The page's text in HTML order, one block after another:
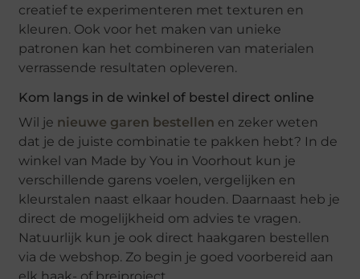
creatief te experimenteren met texturen en
kleuren. Ook voor het maken van unieke
patronen kan het combineren van materialen
verrassende resultaten opleveren.
Kom langs in de winkel of bestel direct online
Wil je nieuwe garen bestellen en zeker weten
dat je de juiste combinatie te pakken hebt? In de
winkel van Made by You in Voorhout kun je
verschillende garens voelen, vergelijken en
kleurstalen naast elkaar houden. Daarnaast heb je
direct de mogelijkheid om advies te vragen.
Natuurlijk kun je ook direct haakgaren bestellen
via de webshop. Zo begin je goed voorbereid aan